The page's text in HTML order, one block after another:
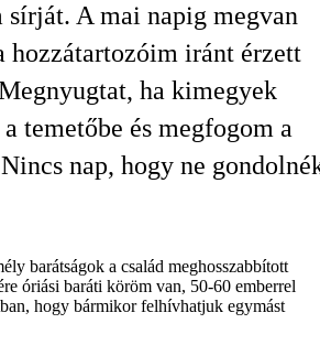
sírját. A mai napig megvan
hozzátartozóim iránt érzett
ha kimegyek
temetőbe és megfogom a
nap, hogy ne
barátságok a család meghosszabbított
óriási baráti köröm van, 50-60 emberrel
hogy bármikor felhívhatjuk egymást